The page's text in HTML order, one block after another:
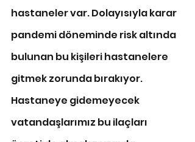
hastaneler var. Dolayısıyla karar
pandemi döneminde risk altında
bulunan bu kişileri hastanelere
gitmek zorunda bırakıyor.
Hastaneye gidemeyecek
vatandaşlarımız bu ilaçları